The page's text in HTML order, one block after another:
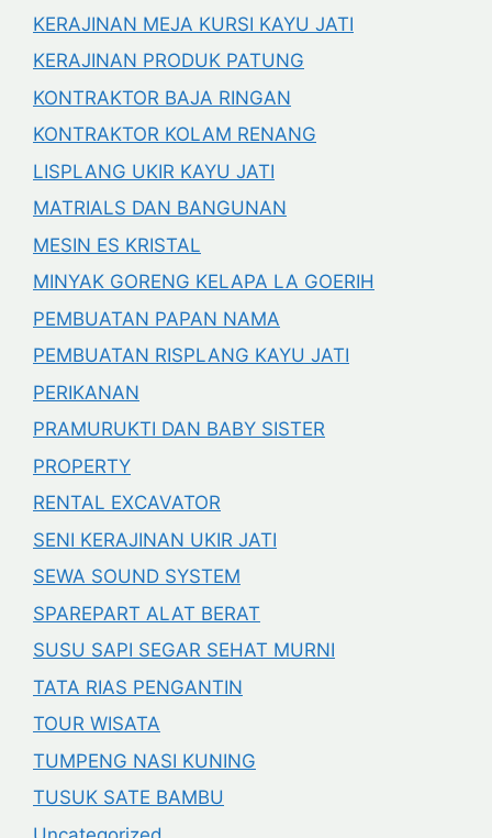
KERAJINAN MEJA KURSI KAYU JATI
KERAJINAN PRODUK PATUNG
KONTRAKTOR BAJA RINGAN
KONTRAKTOR KOLAM RENANG
LISPLANG UKIR KAYU JATI
MATRIALS DAN BANGUNAN
MESIN ES KRISTAL
MINYAK GORENG KELAPA LA GOERIH
PEMBUATAN PAPAN NAMA
PEMBUATAN RISPLANG KAYU JATI
PERIKANAN
PRAMURUKTI DAN BABY SISTER
PROPERTY
RENTAL EXCAVATOR
SENI KERAJINAN UKIR JATI
SEWA SOUND SYSTEM
SPAREPART ALAT BERAT
SUSU SAPI SEGAR SEHAT MURNI
TATA RIAS PENGANTIN
TOUR WISATA
TUMPENG NASI KUNING
TUSUK SATE BAMBU